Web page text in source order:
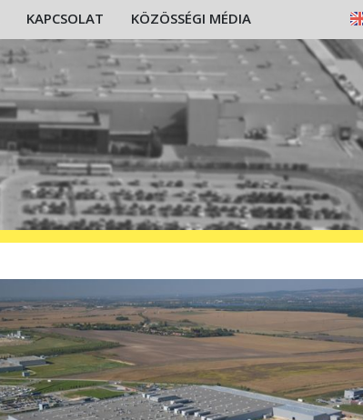
KAPCSOLAT KÖZÖSSÉGI MÉDIA